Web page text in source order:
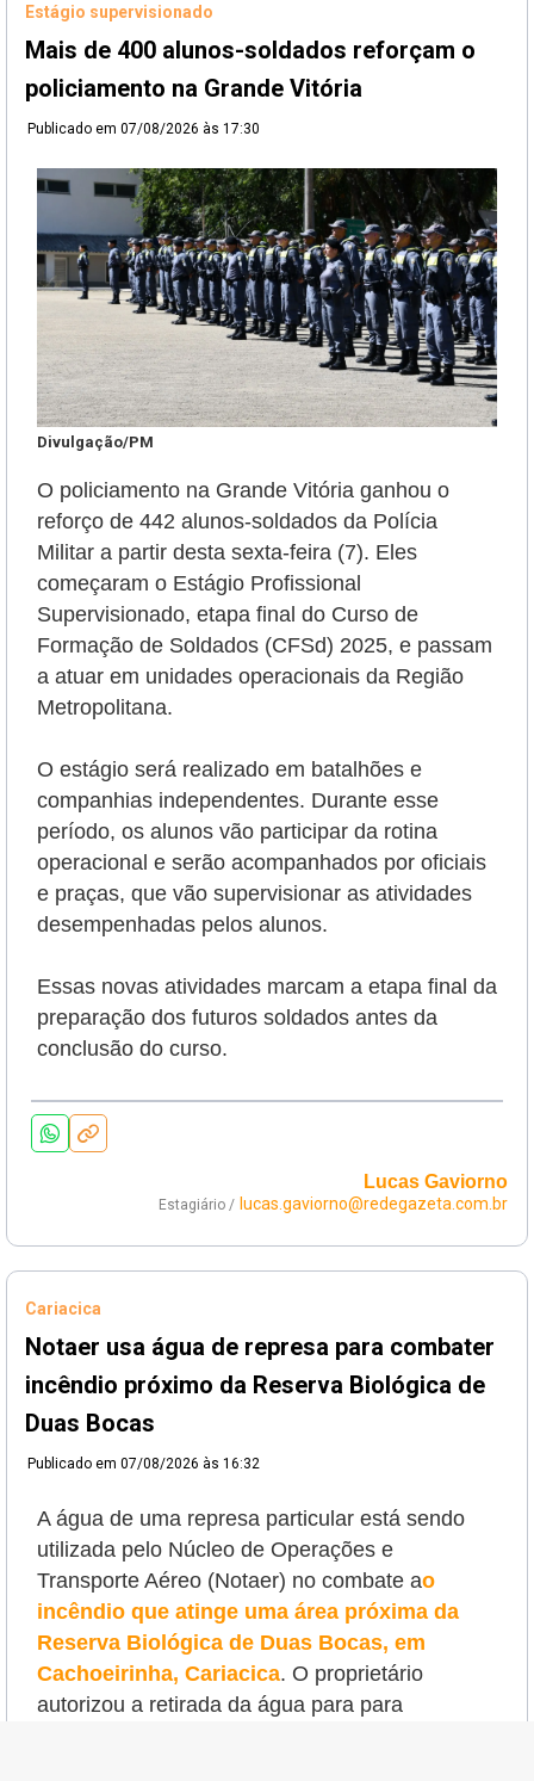
Estágio supervisionado
Mais de 400 alunos-soldados reforçam o
policiamento na Grande Vitória
Publicado em 07/08/2026 às 17:30
Divulgação/PM
O policiamento na Grande Vitória ganhou o
reforço de 442 alunos-soldados da Polícia
Militar a partir desta sexta-feira (7). Eles
começaram o Estágio Profissional
Supervisionado, etapa final do Curso de
Formação de Soldados (CFSd) 2025, e passam
a atuar em unidades operacionais da Região
Metropolitana.
O estágio será realizado em batalhões e
companhias independentes. Durante esse
período, os alunos vão participar da rotina
operacional e serão acompanhados por oficiais
e praças, que vão supervisionar as atividades
desempenhadas pelos alunos.
Essas novas atividades marcam a etapa final da
preparação dos futuros soldados antes da
conclusão do curso.
Lucas Gaviorno
Estagiário / lucas.gaviorno@redegazeta.com.br
Cariacica
Notaer usa água de represa para combater
incêndio próximo da Reserva Biológica de
Duas Bocas
Publicado em 07/08/2026 às 16:32
A água de uma represa particular está sendo
utilizada pelo Núcleo de Operações e
Transporte Aéreo (Notaer) no combate ao
incêndio que atinge uma área próxima da
Reserva Biológica de Duas Bocas, em
Cachoeirinha, Cariacica. O proprietário
autorizou a retirada da água para para